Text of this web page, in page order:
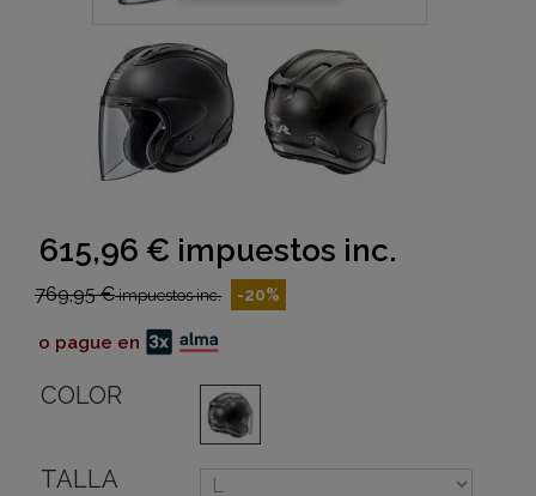
615,96 € impuestos inc.
769,95 €impuestos inc. -20%
o pague en
COLOR
TALLA